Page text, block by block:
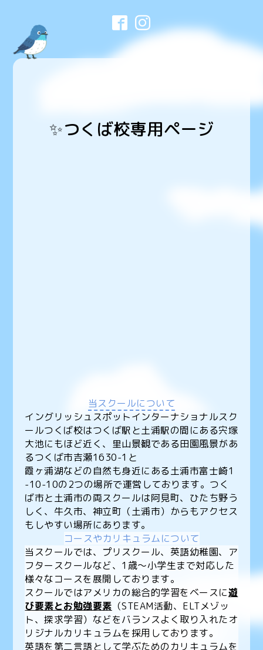
✨つくば校専用ページ
当スクールについて
イングリッシュスポットインターナショナルスク
ールつくば校はつくば駅と土浦駅の間にある宍塚
大池にもほど近く、里山景観である田園風景があ
るつくば市吉瀬1630-1と
霞ヶ浦湖などの自然も身近にある土浦市富士崎1
-10-10の2つの場所で運営しております。つく
ば市と土浦市の両スクールは阿見町、ひたち野う
しく、牛久市、神立町（土浦市）からもアクセス
もしやすい場所にあります。
コースやカリキュラムについて
当スクールでは、プリスクール、英語幼稚園、ア
フタースクールなど、1歳〜小学生まで対応した
様々なコースを展開しております。
スクールではアメリカの総合的学習をベースに遊
び要素とお勉強要素 （STEAM活動、ELTメゾッ
ト、探求学習）などをバランスよく取り入れたオ
リジナルカリキュラムを採用しております。
英語を第二言語として学ぶためのカリキュラムを